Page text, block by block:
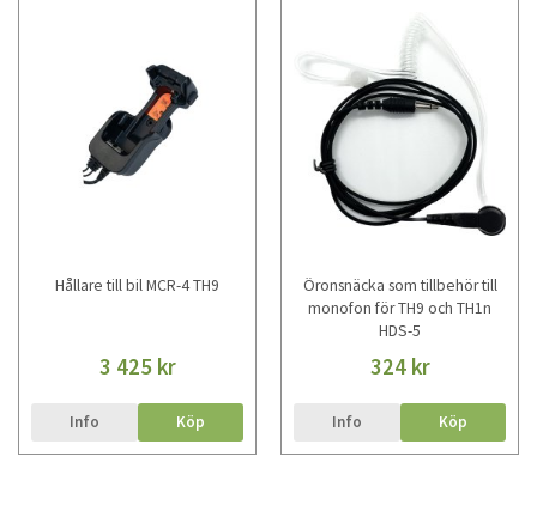
Hållare till bil MCR-4 TH9
3 425 kr
Info Köp
Öronsnäcka som tillbehör till
monofon för TH9 och TH1n
HDS-5
324 kr
Info Köp